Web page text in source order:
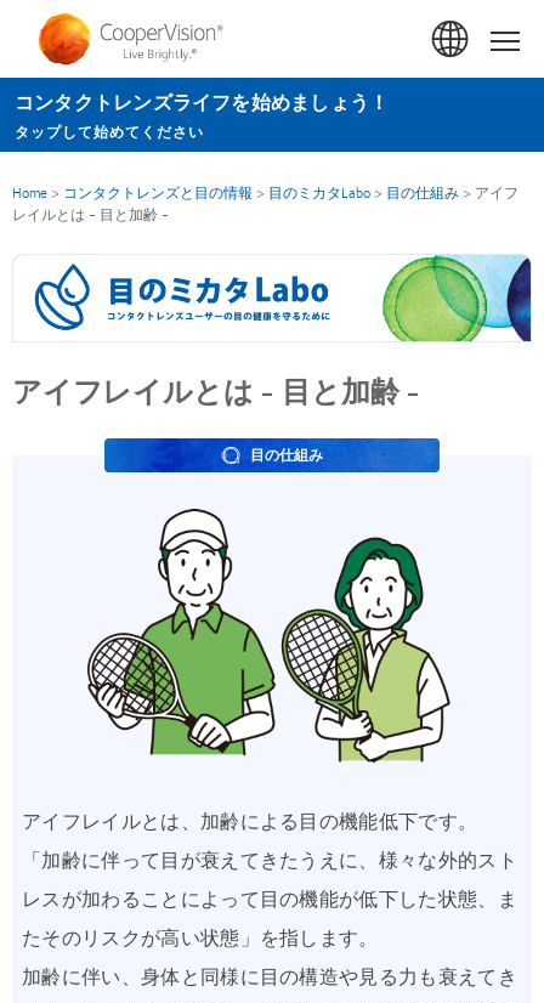
ン
コ
ン
ン
動
コンタクトレンズライフを始めましょう！
タップして始めてください
Home > コンタクトレンズと目の情報 > 目のミカタLabo > 目の仕組み > アイフ
レイルとは - 目と加齢 -
アイフレイルとは - 目と加齢 -
目の仕組み
アイフレイルとは、加齢による目の機能低下です。
「加齢に伴って目が衰えてきたうえに、様々な外的スト
レスが加わることによって目の機能が低下した状態、ま
たそのリスクが高い状態」を指します。
加齢に伴い、身体と同様に目の構造や見る力も衰えてき